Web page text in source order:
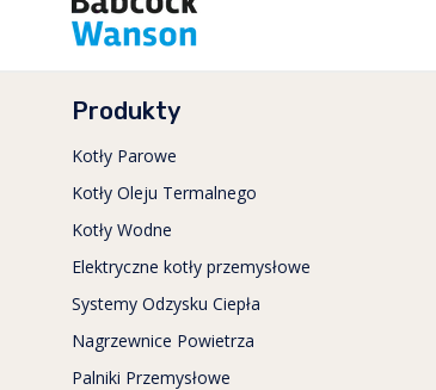
Produkty
Kotły Parowe
Kotły Oleju Termalnego
Kotły Wodne
Elektryczne kotły przemysłowe
Systemy Odzysku Ciepła
Nagrzewnice Powietrza
Palniki Przemysłowe